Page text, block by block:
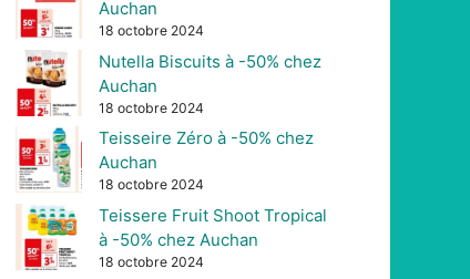
Auchan
18 octobre 2024
Nutella Biscuits à -50% chez
Auchan
18 octobre 2024
Teisseire Zéro à -50% chez
Auchan
18 octobre 2024
Teissere Fruit Shoot Tropical
à -50% chez Auchan
18 octobre 2024